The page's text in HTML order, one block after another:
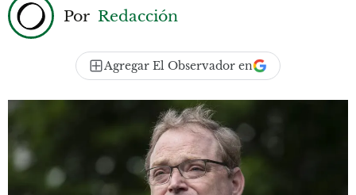
Por Redacción
Agregar El Observador en